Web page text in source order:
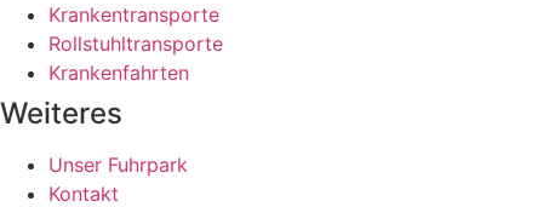
Krankentransporte
Rollstuhltransporte
Krankenfahrten
Weiteres
Unser Fuhrpark
Kontakt